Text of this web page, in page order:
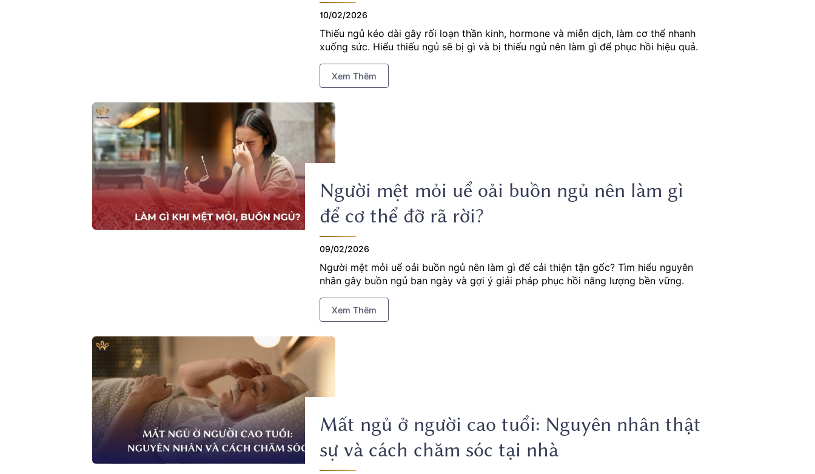
10/02/2026
Thiếu ngủ kéo dài gây rối loạn thần kinh, hormone và miễn dịch, làm cơ thể nhanh
xuống sức. Hiểu thiếu ngủ sẽ bị gì và bị thiếu ngủ nên làm gì để phục hồi hiệu quả.
Xem Thêm
Người mệt mỏi uể oải buồn ngủ nên làm gì
để cơ thể đỡ rã rời?
09/02/2026
Người mệt mỏi uể oải buồn ngủ nên làm gì để cải thiện tận gốc? Tìm hiểu nguyên
nhân gây buồn ngủ ban ngày và gợi ý giải pháp phục hồi năng lượng bền vững.
Xem Thêm
Mất ngủ ở người cao tuổi: Nguyên nhân thật
sự và cách chăm sóc tại nhà